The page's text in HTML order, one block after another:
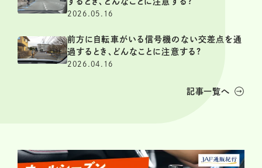
2026.05.16
前方に自転車がいる信号機のない交差点を通
過するとき、どんなことに注意する?
2026.04.16
記事一覧へ